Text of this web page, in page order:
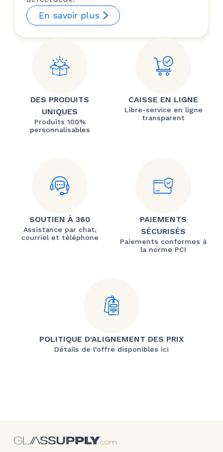
En savoir plus
DES PRODUITS
UNIQUES
Produits 100%
personnalisables
CAISSE EN LIGNE
Libre-service en ligne
transparent
SOUTIEN À 360
Assistance par chat,
courriel et téléphone
PAIEMENTS
SÉCURISÉS
Paiements conformes à
la norme PCI
POLITIQUE D'ALIGNEMENT DES PRIX
Détails de l'offre disponibles ici